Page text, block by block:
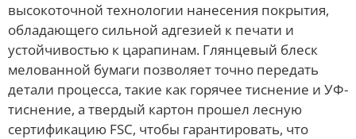
высокоточной технологии нанесения покрытия,
обладающего сильной адгезией к печати и
устойчивостью к царапинам. Глянцевый блеск
мелованной бумаги позволяет точно передать
детали процесса, такие как горячее тиснение и УФ-
тиснение, а твердый картон прошел лесную
сертификацию FSC, чтобы гарантировать, что